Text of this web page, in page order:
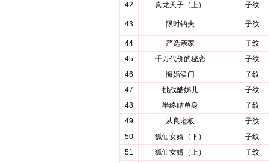
42
真龙天子（上） 子纹
43 限时钓夫 子纹
44 严选亲家
子纹
45
千万代价的秘恋
子纹
46
悔婚侯门
子纹
47
挑战酷姊儿
子纹
48
半终结单身
子纹
49
从良老板
子纹
50
狐仙女婿（下）
子纹
51
狐仙女婿（上）
子纹